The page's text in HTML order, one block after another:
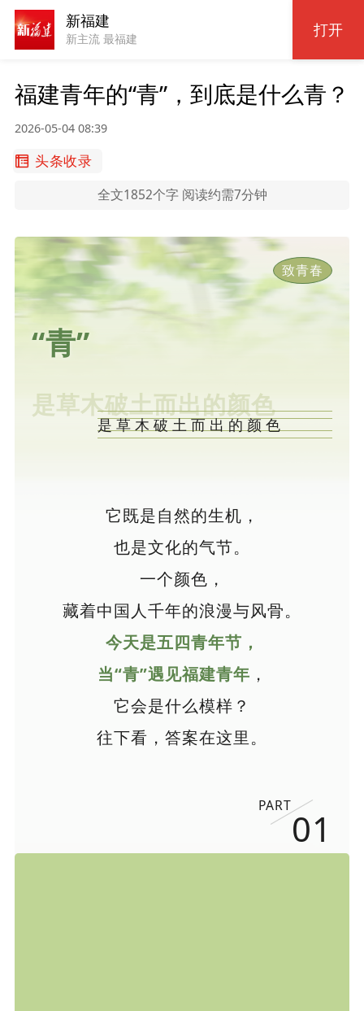
新福建
新主流 最福建 打开
福建青年的“青”，到底是什么青？
2026-05-04 08:39
头条收录
全文1852个字 阅读约需7分钟
致青春
“青”
是草木破土而出的颜色
是草木破土而出的颜色
它既是自然的生机，
也是文化的气节。
一个颜色，
藏着中国人千年的浪漫与风骨。
今天是五四青年节，
当“青”遇见福建青年 ，
它会是什么模样？
往下看，答案在这里。
PART01